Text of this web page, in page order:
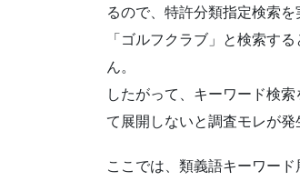
るので、特許分類指定検索
「ゴルフクラブ」と検索す
ん。
したがって、キーワード検
て展開しないと調査モレが発
ここでは、類義語キーワー